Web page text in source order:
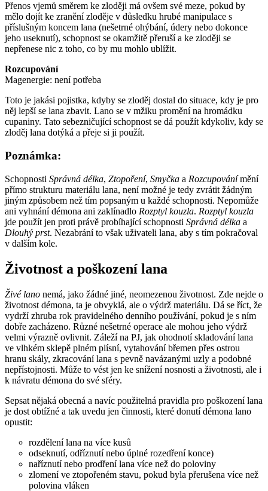
Přenos vjemů směrem ke zloději má ovšem své meze, pokud by
mělo dojít ke zranění zloděje v důsledku hrubé manipulace s
příslušným koncem lana (nešetrné ohýbání, údery nebo dokonce
jeho useknutí), schopnost se okamžitě přeruší a ke zloději se
nepřenese nic z toho, co by mu mohlo ublížit.
Rozcupování
Magenergie: není potřeba
Toto je jakási pojistka, kdyby se zloděj dostal do situace, kdy je pro
něj lepší se lana zbavit. Lano se v mžiku promění na hromádku
cupaniny. Tato sebezničující schopnost se dá použít kdykoliv, kdy se
zloděj lana dotýká a přeje si ji použít.
Poznámka:
Schopnosti Správná délka, Ztopoření, Smyčka a Rozcupovánímění
přímo strukturu materiálu lana, není možné je tedy zvrátit žádným
jiným způsobem než tím popsaným u každé schopnosti. Nepomůže
ani vyhnání démona ani zaklínadlo Rozptyl kouzla. Rozptyl kouzla
jde použít jen proti právě probíhající schopnosti Správná délka a
Dlouhý prst. Nezabrání to však uživateli lana, aby s tím pokračoval
v dalším kole.
Životnost a poškození lana
Živé lano nemá, jako žádné jiné, neomezenou životnost. Zde nejde o
životnost démona, ta je obvyklá, ale o výdrž materiálu. Dá se říct, že
vydrží zhruba rok pravidelného denního používání, pokud je s ním
dobře zacházeno. Různé nešetrné operace ale mohou jeho výdrž
velmi výrazně ovlivnit. Záleží na PJ, jak ohodnotí skladování lana
ve vlhkém sklepě plném plísní, vytahování břemen přes ostrou
hranu skály, zkracování lana s pevně navázanými uzly a podobné
nepřístojnosti. Může to vést jen ke snížení nosnosti a životnosti, ale i
k návratu démona do své sféry.
Sepsat nějaká obecná a navíc použitelná pravidla pro poškození lana
je dost obtížné a tak uvedu jen činnosti, které donutí démona lano
opustit:
rozdělení lana na více kusů
odseknutí, odříznutí nebo úplné rozedření konce)
naříznutí nebo prodření lana více než do poloviny
zlomení ve ztopořeném stavu, pokud byla přerušena více než
polovina vláken